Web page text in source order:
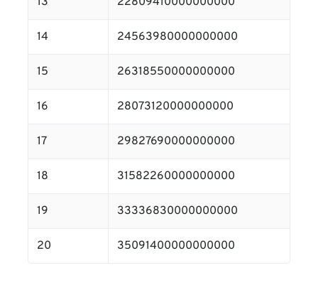
14 24563980000000000
15 26318550000000000
16 28073120000000000
17 29827690000000000
18 31582260000000000
19 33336830000000000
20 35091400000000000